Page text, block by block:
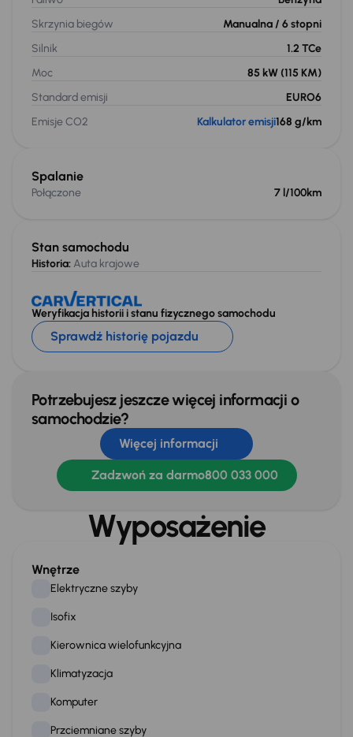
Stan samochodu
Historia: Auta krajowe
Weryfikacja historii i stanu fizycznego samochodu
Sprawdź historię pojazdu
Skrzynia biegów
Manualna / 6 stopni
Silnik
1.2 TCe
Moc
85 kW (115 KM)
Standard emisji
EURO6
Emisje CO2
Kalkulator emisji168 g/km
Spalanie
Połączone 7 l/100km
Potrzebujesz jeszcze więcej informacji o
samochodzie?
Więcej informacji
Zadzwoń za darmo800 033 000
Wyposażenie
Wnętrze
Elektryczne szyby
Isofix
Kierownica wielofunkcyjna
Klimatyzacja
Komputer
Przciemniane szyby